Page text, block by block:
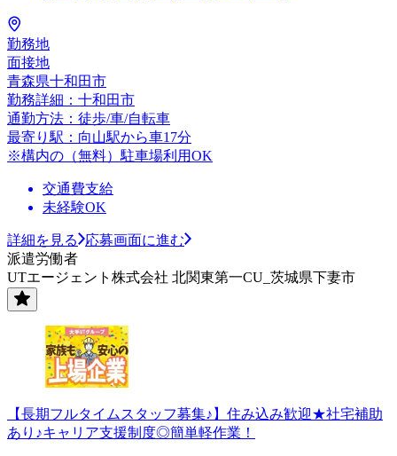
勤務地
面接地
青森県十和田市
勤務詳細：十和田市
通勤方法：徒歩/車/自転車
最寄り駅：向山駅から車17分
※構内の（無料）駐車場利用OK
交通費支給
未経験OK
詳細を見る
応募画面に進む
派遣労働者
UTエージェント株式会社 北関東第一CU_茨城県下妻市
【長期フルタイムスタッフ募集♪】住み込み歓迎★社宅補助
あり♪キャリア支援制度◎簡単軽作業！